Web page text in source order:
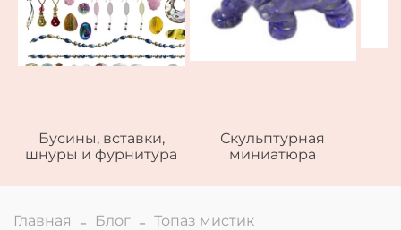
Бусины, вставки,
шнуры и фурнитура
Скульптурная
миниатюра
Главная Блог Топаз мистик